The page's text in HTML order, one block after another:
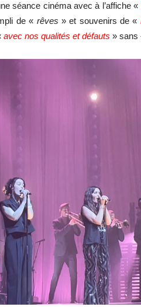
séance cinéma avec à l’affiche «
de « rêves » et souvenirs de «
avec nos qualités et défauts » sans